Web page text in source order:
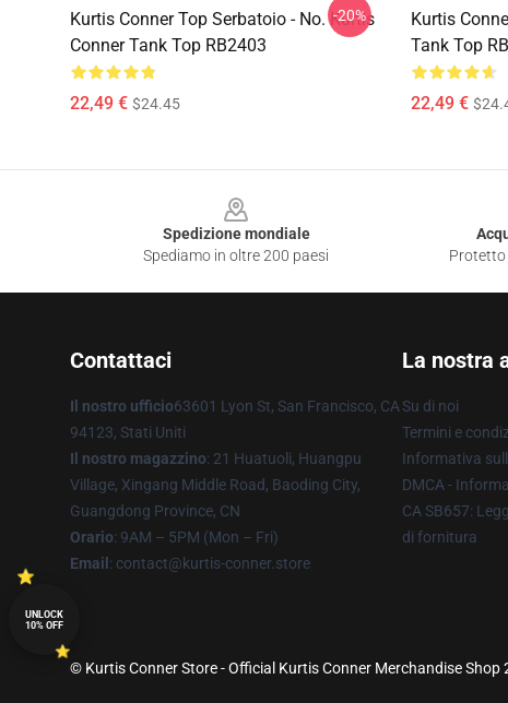
Kurtis Conner Top Serbatoio - No. Kurtis
Conner Tank Top RB2403
22,49 € $24.45
-20%
Kurtis
Tank Top
22,49 €
Spedizione mondiale
Spediamo in oltre 200 paesi
Protetto
Contattaci
Il nostro ufficio63601 Lyon St, San Francisco, CA
94123, Stati Uniti
Il nostro magazzino: 21 Huatuoli, Huangpu
Village, Xingang Middle Road, Baoding City,
Guangdong Province, CN
Orario: 9AM – 5PM (Mon – Fri)
Email : contact@kurtis-conner.store
La nostra
Su di noi
Termini e
Informativa
DMCA -
CA SB657:
di fornitura
© Kurtis Conner Store - Official Kurtis Conner Merchandise Shop
UNLOCK
10% OFF